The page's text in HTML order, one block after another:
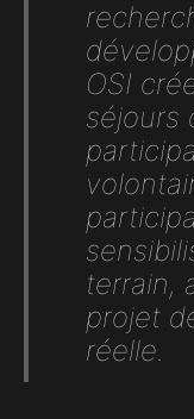
OSI
séjours
terrain,
projet
réelle.